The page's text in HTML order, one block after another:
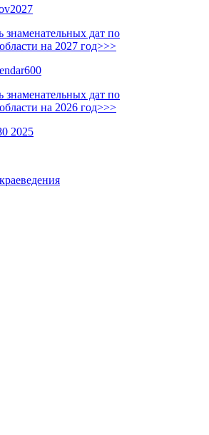
знаменательных дат по
на 2027 год>>>
знаменательных дат по
на 2026 год>>>